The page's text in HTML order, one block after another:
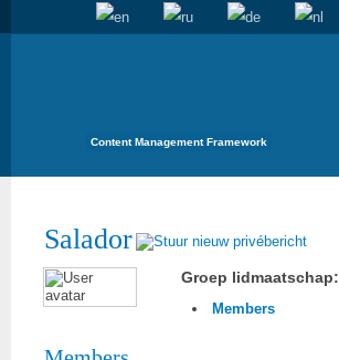
Content Management Framework
Salador
Groep lidmaatschap:
Members